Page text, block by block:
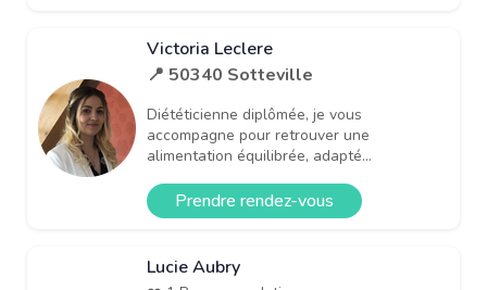
Victoria Leclere
📍 50340 Sotteville
Diététicienne diplômée, je vous
accompagne pour retrouver une
alimentation équilibrée, adapté...
Prendre rendez-vous
Lucie Aubry